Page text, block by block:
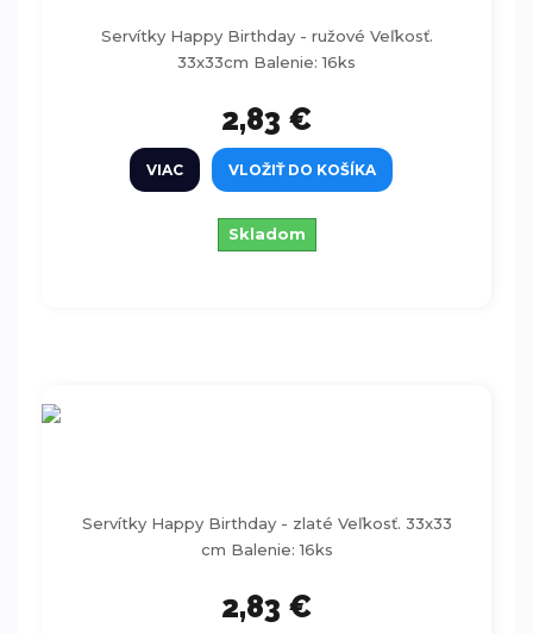
Servítky Happy Birthday - ružové Veľkosť.
33x33cm Balenie: 16ks
2,83 €
VIAC VLOŽIŤ DO KOŠÍKA
Skladom
Servítky Happy Birthday - zlaté Veľkosť. 33x33
cm Balenie: 16ks
2,83 €